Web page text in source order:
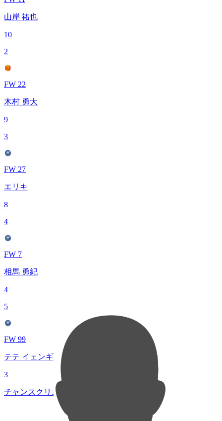
山岸 祐也
10
2
FW 22
木村 勇大
9
3
FW 27
エリキ
8
4
FW 7
相馬 勇紀
4
5
FW 99
テテ イェンギ
3
チャンスクリエイト総数